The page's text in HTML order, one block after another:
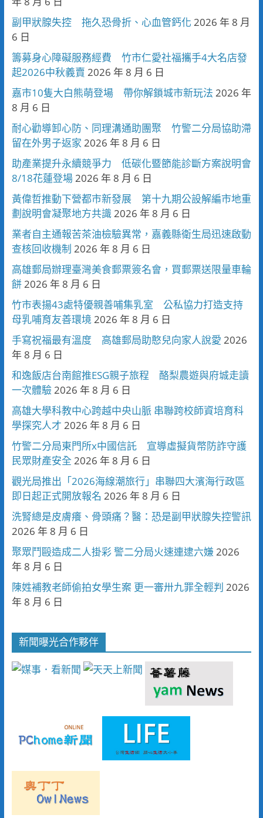
副甲狀腺失控 拖久恐骨折、心血管鈣化 2026 年 8 月
6 日
籌募身心障礙服務經費 竹市仁愛社福攜手4大名店發
起2026中秋義賣 2026 年 8 月 6 日
嘉市10隻大白熊萌登場 帶你解鎖城市新玩法 2026 年
8 月 6 日
耐心勸導卸心防、同理溝通助團聚 竹警二分局協助滯
留在外男子返家 2026 年 8 月 6 日
助產業提升永續競爭力 低碳化暨節能診斷方案說明會
8/18花蓮登場2026 年 8 月 6 日
黃偉哲推動下營都市新發展 第十九期公設解編市地重
劃說明會凝聚地方共識2026 年 8 月 6 日
業者自主通報苦茶油檢驗異常，嘉義縣衛生局迅速啟動
查核回收機制 2026 年 8 月 6 日
高雄郵局辦理臺灣美食郵票簽名會，買郵票送限量車輪
餅2026 年 8 月 6 日
竹市表揚43處特優親善哺集乳室 公私協力打造支持
母乳哺育友善環境2026 年 8 月 6 日
手寫祝福最有溫度 高雄郵局助憨兒向家人說愛 2026
年 8 月 6 日
和逸飯店台南館推ESG親子旅程 酪梨農遊與府城走讀
一次體驗2026 年 8 月 6 日
高雄大學科教中心跨越中央山脈 串聯跨校師資培育科
學探究人才 2026 年 8 月 6 日
竹警二分局東門所x中國信託 宣導虛擬貨幣防詐守護
民眾財產安全 2026 年 8 月 6 日
觀光局推出「2026海線潮旅行」串聯四大濱海行政區
即日起正式開放報名 2026 年 8 月 6 日
洗腎總是皮膚癢、骨頭痛？醫：恐是副甲狀腺失控警訊
2026 年 8 月 6 日
聚眾鬥毆造成二人掛彩 警二分局火速連逮六嫌2026
年 8 月 6 日
陳姓補教老師偷拍女學生案 更一審卅九罪全輕判 2026
年 8 月 6 日
新聞曝光合作夥伴